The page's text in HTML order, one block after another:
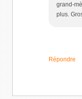
grand-
plus.
Répondre